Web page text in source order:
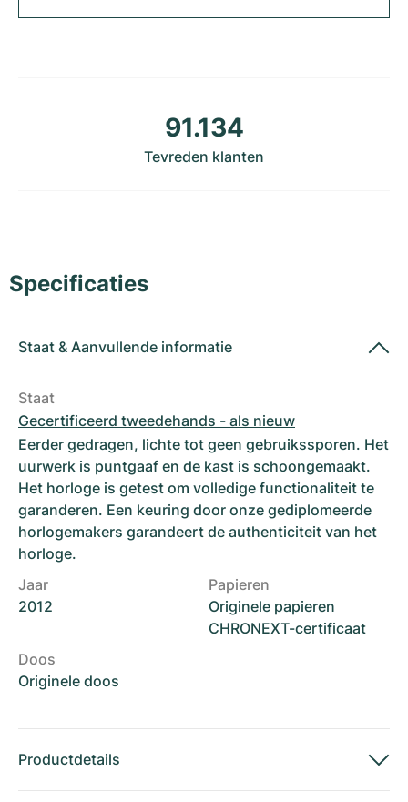
91.134
Tevreden klanten
Specificaties
Staat & Aanvullende informatie
Staat
Gecertificeerd tweedehands - als nieuw
Eerder gedragen, lichte tot geen gebruikssporen. Het
uurwerk is puntgaaf en de kast is schoongemaakt.
Het horloge is getest om volledige functionaliteit te
garanderen. Een keuring door onze gediplomeerde
horlogemakers garandeert de authenticiteit van het
horloge.
Jaar
2012
Papieren
Originele papieren
CHRONEXT-certificaat
Doos
Originele doos
Productdetails